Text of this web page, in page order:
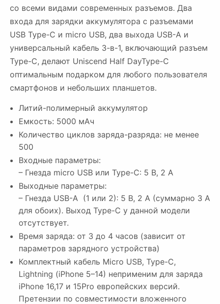
со всеми видами современных разъемов. Два
входа для зарядки аккумулятора с разъемами
USB Type-C и micro USB, два выхода USB-A и
универсальный кабель 3-в-1, включающий разъем
Type-C, делают Uniscend Half DayType-C
оптимальным подарком для любого пользователя
смартфонов и небольших планшетов.
Литий-полимерный аккумулятор
Емкость: 5000 мАч
Количество циклов заряда-разряда: не менее
500
Входные параметры:
– Гнезда micro USB или Type-C: 5 В, 2 A
Выходные параметры:
– Гнезда USB-A (1 или 2): 5 B, 2 A (суммарно 3 А
для обоих). Выход Type-C у данной модели
отсутствует.
Время заряда: от 3 до 4 часов (зависит от
параметров зарядного устройства)
Комплектный кабель Micro USB, Type-C,
Lightning (iPhone 5–14) неприменим для заряда
iPhone 16,17 и 15Pro европейских версий.
Претензии по совместимости вложенного